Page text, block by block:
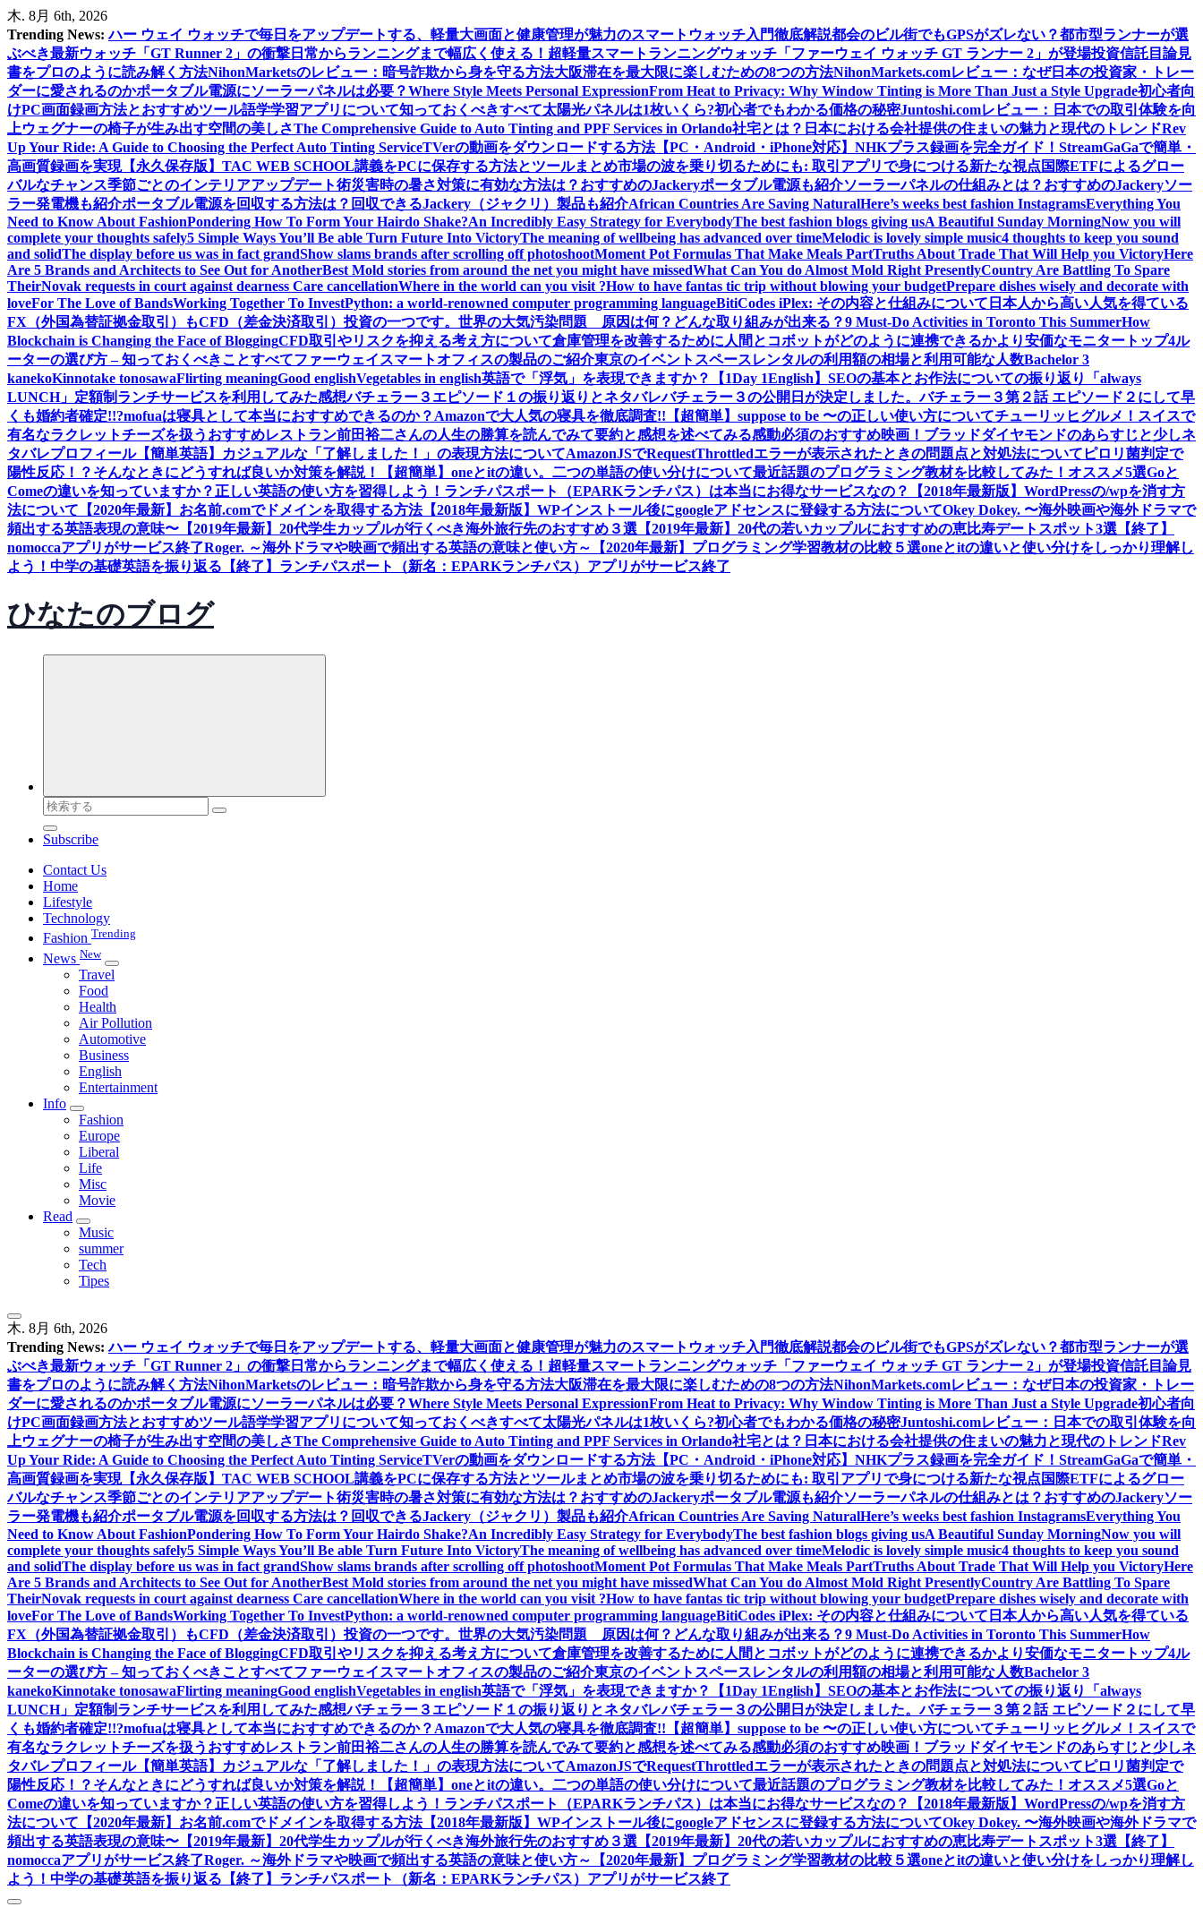
内
容
を
ス
キ
ッ
プ
木. 8月 6th, 2026
Trending News: ハー ウェイ ウォッチで毎日をアップデートする、軽量大画面と健康管理が魅力のスマートウォッチ入門徹底解説都会のビル街でもGPSがズレない？都市型ランナーが選
ぶべき最新ウォッチ「GT Runner 2」の衝撃 日常からランニングまで幅広く使える！超軽量スマートランニングウォッチ「ファーウェイ ウォッチ GT ランナー 2」が登場投資信託目論見
書をプロのように読み解く方法NihonMarketsのレビュー：暗号詐欺から身を守る方法大阪滞在を最大限に楽しむための8つの方法NihonMarkets.comレビュー：なぜ日本の投資家・トレー
ダーに愛されるのかポータブル電源にソーラーパネルは必要？Where Style Meets Personal ExpressionFrom Heat to Privacy: Why Window Tinting is More Than Just a Style Upgrade初心者向
けPC画面録画方法とおすすめツール語学学習アプリについて知っておくべきすべて太陽光パネルは1枚いくら?初心者でもわかる価格の秘密Juntoshi.comレビュー：日本での取引体験を向
上ウェグナーの椅子が生み出す空間の美しさThe Comprehensive Guide to Auto Tinting and PPF Services in Orlando社宅とは？日本における会社提供の住まいの魅力と現代のトレンドRev
Up Your Ride: A Guide to Choosing the Perfect Auto Tinting ServiceTVerの動画をダウンロードする方法【PC・Android・iPhone対応】 NHKプラス録画を完全ガイド！StreamGaGaで簡単・
高画質録画を実現【永久保存版】TAC WEB SCHOOL講義をPCに保存する方法とツールまとめ市場の波を乗り切るためにも: 取引アプリで身につける新たな視点 国際ETFによるグロー
バルなチャンス季節ごとのインテリアアップデート術災害時の暑さ対策に有効な方法は？おすすめのJackeryポータブル電源も紹介ソーラーパネルの仕組みとは？おすすめのJackeryソー
ラー発電機も紹介ポータブル電源を回収する方法は？回収できるJackery（ジャクリ）製品も紹介African Countries Are Saving NaturalHere’s weeks best fashion InstagramsEverything You
Need to Know About FashionPondering How To Form Your Hairdo Shake?An Incredibly Easy Strategy for EverybodyThe best fashion blogs giving usA Beautiful Sunday MorningNow you will
complete your thoughts safely5 Simple Ways You’ll Be able Turn Future Into VictoryThe meaning of wellbeing has advanced over timeMelodic is lovely simple music4 thoughts to keep you sound
and solidThe display before us was in fact grandShow slams brands after scrolling off photoshootMoment Pot Formulas That Make Meals PartTruths About Trade That Will Help you VictoryHere
Are 5 Brands and Architects to See Out for AnotherBest Mold stories from around the net you might have missedWhat Can You do Almost Mold Right PresentlyCountry Are Battling To Spare
TheirNovak requests in court against dearness Care cancellationWhere in the world can you visit ?How to have fantas tic trip without blowing your budgetPrepare dishes wisely and decorate with
loveFor The Love of BandsWorking Together To InvestPython: a world-renowned computer programming languageBitiCodes iPlex: その内容と仕組みについて 日本人から高い人気を得ている
FX（外国為替証拠金取引）もCFD（差金決済取引）投資の一つです。 世界の大気汚染問題 原因は何？どんな取り組みが出来る？9 Must-Do Activities in Toronto This SummerHow
Blockchain is Changing the Face of BloggingCFD取引やリスクを抑える考え方について倉庫管理を改善するために人間とコボットがどのように連携できるかより安価なモニタートップ4ル
ーターの選び方 – 知っておくべきことすべてファーウェイスマートオフィスの製品のご紹介東京のイベントスペースレンタルの利用額の相場と利用可能な人数Bachelor 3
kanekoKinnotake tonosawaFlirting meaningGood englishVegetables in english英語で「浮気」を表現できますか？【1Day 1English】 SEOの基本とお作法についての振り返り
「always
LUNCH」定額制ランチサービスを利用してみた感想バチェラー３エピソード１の振り返りとネタバレバチェラー３の公開日が決定しました。バチェラー３第２話 エピソード２にして早
くも婚約者確定!!?mofuaは寝具として本当におすすめできるのか？Amazonで大人気の寝具を徹底調査!! 【超簡単】suppose to be 〜の正しい使い方についてチューリッヒグルメ！スイスで
有名なラクレットチーズを扱うおすすめレストラン前田裕二さんの人生の勝算を読んでみて要約と感想を述べてみる感動必須のおすすめ映画！ブラッドダイヤモンドのあらすじと少しネ
タバレプロフィール【簡単英語】カジュアルな「了解しました！」の表現方法についてAmazonJSでRequestThrottledエラーが表示されたときの問題点と対処法について ピロリ菌判定で
陽性反応！？そんなときにどうすれば良いか対策を解説！
【超簡単】oneとitの違い。二つの単語の使い分けについて最近話題のプログラミング教材を比較してみた！オススメ5選Goと
Comeの違いを知っていますか？正しい英語の使い方を習得しよう！ ランチパスポート（EPARKランチパス）は本当にお得なサービスなの？
【2018年最新版】WordPressの/wpを消す方
法について 【2020年最新】お名前.comでドメインを取得する方法【2018年最新版】WPインストール後にgoogleアドセンスに登録する方法についてOkey Dokey. 〜海外映画や海外ドラマで
頻出する英語表現の意味〜 【2019年最新】20代学生カップルが行くべき海外旅行先のおすすめ３選 【2019年最新】20代の若いカップルにおすすめの恵比寿デートスポット3選 【終了】
nomoccaアプリがサービス終了Roger. ～海外ドラマや映画で頻出する英語の意味と使い方～ 【2020年最新】プログラミング学習教材の比較５選oneとitの違いと使い分けをしっかり理解し
よう！中学の基礎英語を振り返る 【終了】ランチパスポート（新名：EPARKランチパス）アプリがサービス終了
ひなたのブログ
検
索
対
Subscribe
Contact Us
Home
Lifestyle
Technology
Fashion Trending
News New
Travel
Food
Health
Air Pollution
Automotive
Business
English
Entertainment
Info
Fashion
Europe
Liberal
Life
Misc
Movie
Read
Music
summer
Tech
Tipes
木. 8月 6th, 2026
Trending News: ハー ウェイ ウォッチで毎日をアップデートする、軽量大画面と健康管理が魅力のスマートウォッチ入門徹底解説都会のビル街でもGPSがズレない？都市型ランナーが選
ぶべき最新ウォッチ「GT Runner 2」の衝撃 日常からランニングまで幅広く使える！超軽量スマートランニングウォッチ「ファーウェイ ウォッチ GT ランナー 2」が登場投資信託目論見
書をプロのように読み解く方法NihonMarketsのレビュー：暗号詐欺から身を守る方法大阪滞在を最大限に楽しむための8つの方法NihonMarkets.comレビュー：なぜ日本の投資家・トレー
ダーに愛されるのかポータブル電源にソーラーパネルは必要？Where Style Meets Personal ExpressionFrom Heat to Privacy: Why Window Tinting is More Than Just a Style Upgrade初心者向
けPC画面録画方法とおすすめツール語学学習アプリについて知っておくべきすべて太陽光パネルは1枚いくら?初心者でもわかる価格の秘密Juntoshi.comレビュー：日本での取引体験を向
上ウェグナーの椅子が生み出す空間の美しさThe Comprehensive Guide to Auto Tinting and PPF Services in Orlando社宅とは？日本における会社提供の住まいの魅力と現代のトレンドRev
Up Your Ride: A Guide to Choosing the Perfect Auto Tinting ServiceTVerの動画をダウンロードする方法【PC・Android・iPhone対応】 NHKプラス録画を完全ガイド！StreamGaGaで簡単・
高画質録画を実現【永久保存版】TAC WEB SCHOOL講義をPCに保存する方法とツールまとめ市場の波を乗り切るためにも: 取引アプリで身につける新たな視点 国際ETFによるグロー
バルなチャンス季節ごとのインテリアアップデート術災害時の暑さ対策に有効な方法は？おすすめのJackeryポータブル電源も紹介ソーラーパネルの仕組みとは？おすすめのJackeryソー
ラー発電機も紹介ポータブル電源を回収する方法は？回収できるJackery（ジャクリ）製品も紹介African Countries Are Saving NaturalHere’s weeks best fashion InstagramsEverything You
Need to Know About FashionPondering How To Form Your Hairdo Shake?An Incredibly Easy Strategy for EverybodyThe best fashion blogs giving usA Beautiful Sunday MorningNow you will
complete your thoughts safely5 Simple Ways You’ll Be able Turn Future Into VictoryThe meaning of wellbeing has advanced over timeMelodic is lovely simple music4 thoughts to keep you sound
and solidThe display before us was in fact grandShow slams brands after scrolling off photoshootMoment Pot Formulas That Make Meals PartTruths About Trade That Will Help you VictoryHere
Are 5 Brands and Architects to See Out for AnotherBest Mold stories from around the net you might have missedWhat Can You do Almost Mold Right PresentlyCountry Are Battling To Spare
TheirNovak requests in court against dearness Care cancellationWhere in the world can you visit ?How to have fantas tic trip without blowing your budgetPrepare dishes wisely and decorate with
loveFor The Love of BandsWorking Together To InvestPython: a world-renowned computer programming languageBitiCodes iPlex: その内容と仕組みについて 日本人から高い人気を得ている
FX（外国為替証拠金取引）もCFD（差金決済取引）投資の一つです。 世界の大気汚染問題 原因は何？どんな取り組みが出来る？9 Must-Do Activities in Toronto This SummerHow
Blockchain is Changing the Face of BloggingCFD取引やリスクを抑える考え方について倉庫管理を改善するために人間とコボットがどのように連携できるかより安価なモニタートップ4ル
ーターの選び方 – 知っておくべきことすべてファーウェイスマートオフィスの製品のご紹介東京のイベントスペースレンタルの利用額の相場と利用可能な人数Bachelor 3
kanekoKinnotake tonosawaFlirting meaningGood englishVegetables in english英語で「浮気」を表現できますか？【1Day 1English】 SEOの基本とお作法についての振り返り
「always
LUNCH」定額制ランチサービスを利用してみた感想バチェラー３エピソード１の振り返りとネタバレバチェラー３の公開日が決定しました。バチェラー３第２話 エピソード２にして早
くも婚約者確定!!?mofuaは寝具として本当におすすめできるのか？Amazonで大人気の寝具を徹底調査!! 【超簡単】suppose to be 〜の正しい使い方についてチューリッヒグルメ！スイスで
有名なラクレットチーズを扱うおすすめレストラン前田裕二さんの人生の勝算を読んでみて要約と感想を述べてみる感動必須のおすすめ映画！ブラッドダイヤモンドのあらすじと少しネ
タバレプロフィール【簡単英語】カジュアルな「了解しました！」の表現方法についてAmazonJSでRequestThrottledエラーが表示されたときの問題点と対処法について ピロリ菌判定で
陽性反応！？そんなときにどうすれば良いか対策を解説！
【超簡単】oneとitの違い。二つの単語の使い分けについて最近話題のプログラミング教材を比較してみた！オススメ5選Goと
Comeの違いを知っていますか？正しい英語の使い方を習得しよう！ ランチパスポート（EPARKランチパス）は本当にお得なサービスなの？
【2018年最新版】WordPressの/wpを消す方
法について 【2020年最新】お名前.comでドメインを取得する方法【2018年最新版】WPインストール後にgoogleアドセンスに登録する方法についてOkey Dokey. 〜海外映画や海外ドラマで
頻出する英語表現の意味〜 【2019年最新】20代学生カップルが行くべき海外旅行先のおすすめ３選 【2019年最新】20代の若いカップルにおすすめの恵比寿デートスポット3選 【終了】
nomoccaアプリがサービス終了Roger. ～海外ドラマや映画で頻出する英語の意味と使い方～ 【2020年最新】プログラミング学習教材の比較５選oneとitの違いと使い分けをしっかり理解し
よう！中学の基礎英語を振り返る 【終了】ランチパスポート（新名：EPARKランチパス）アプリがサービス終了